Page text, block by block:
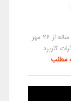
روز تربیت بدنی و ورزش هفته تربیت بدنی همه ساله از 26 مهر
کاربرد
مطلب